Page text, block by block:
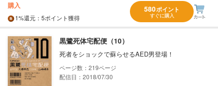
購入
1%還元 ：5ポイント獲得
580ポイント
すぐに購入
黒鷺死体宅配便（10）
死者をショックで蘇らせるAED男登場！
219
配信日：2018/07/30